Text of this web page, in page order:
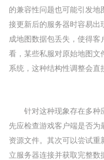
的兼容性问题也可能引发
接更新后的服务器时容易出
成地图数据包丢失，使得
看，某些私服对原始地图文
系统，这种结构性调整会直
针对这种现象存在多种
先应检查游戏客户端是否为
资源文件。其次可以尝试
立服务器连接并获取完整